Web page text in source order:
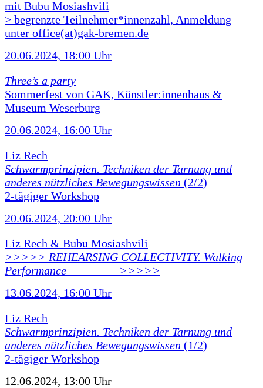
mit Bubu Mosiashvili
> begrenzte Teilnehmer*innenzahl, Anmeldung
unter office(at)gak-bremen.de
20.06.2024, 18:00 Uhr
Three’s a party
Sommerfest von GAK, Künstler:innenhaus &
Museum Weserburg
20.06.2024, 16:00 Uhr
Liz Rech
Schwarmprinzipien. Techniken der Tarnung und
anderes nützliches Bewegungswissen (2/2)
2-tägiger Workshop
20.06.2024, 20:00 Uhr
Liz Rech & Bubu Mosiashvili
>>>>> REHEARSING COLLECTIVITY. Walking
Performance ________ >>>>>
13.06.2024, 16:00 Uhr
Liz Rech
Schwarmprinzipien. Techniken der Tarnung und
anderes nützliches Bewegungswissen (1/2)
2-tägiger Workshop
12.06.2024, 13:00 Uhr